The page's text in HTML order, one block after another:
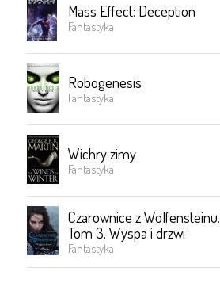
Mass Effect: Deception
Fantastyka
Robogenesis
Fantastyka
Wichry zimy
Fantastyka
Czarownice z Wolfensteinu.
Tom 3. Wyspa i drzwi
Fantastyka